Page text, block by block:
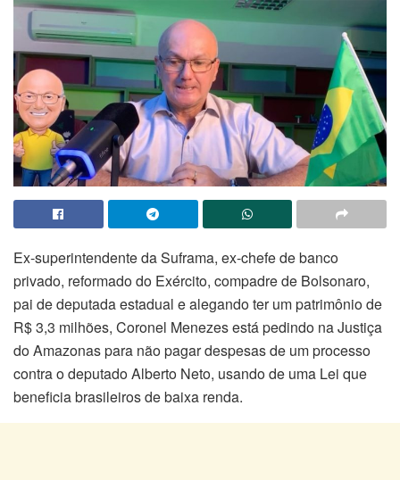
Ex-superintendente da Suframa, ex-chefe de banco
privado, reformado do Exército, compadre de Bolsonaro,
pai de deputada estadual e alegando ter um patrimônio de
R$ 3,3 milhões, Coronel Menezes está pedindo na Justiça
do Amazonas para não pagar despesas de um processo
contra o deputado Alberto Neto, usando de uma Lei que
beneficia brasileiros de baixa renda.